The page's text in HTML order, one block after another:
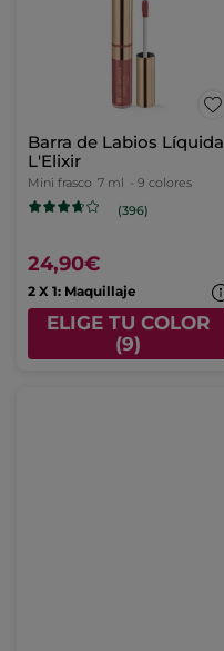
Barra de Labios Líquida
L'Elixir
Mini frasco 7 ml - 9 colores
(396)
24,90€
2 X 1: Maquillaje
ELIGE TU COLOR
(9)